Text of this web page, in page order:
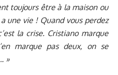
toujours être à la maison ou
une vie ! Quand vous perdez
la crise. Cristiano marque
marque pas deux, on se
»